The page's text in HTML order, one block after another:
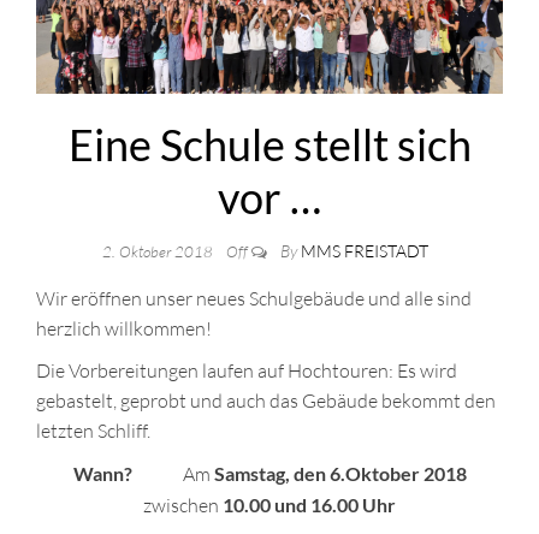
Eine Schule stellt sich
vor …
2. Oktober 2018 Off By MMS FREISTADT
Wir eröffnen unser neues Schulgebäude und alle sind
herzlich willkommen!
Die Vorbereitungen laufen auf Hochtouren: Es wird
gebastelt, geprobt und auch das Gebäude bekommt den
letzten Schliff.
Wann?Am Samstag, den 6.Oktober 2018
zwischen 10.00 und 16.00 Uhr